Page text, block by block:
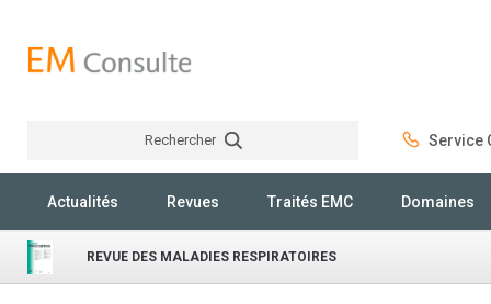
Rechercher Service
Actualités Revues Traités EMC Domaines
REVUE DES MALADIES RESPIRATOIRES